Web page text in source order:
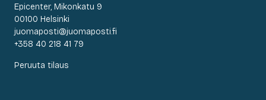
Epicenter, Mikonkatu 9
00100 Helsinki
juomaposti@juomaposti.fi
+358 40 218 41 79
Peruuta tilaus